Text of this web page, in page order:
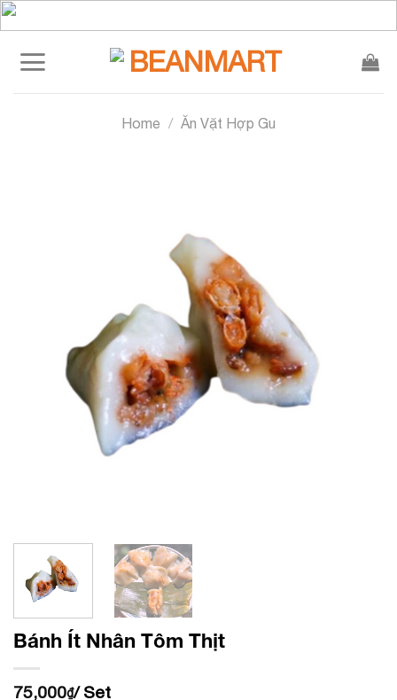
Skip
to
content
Home / Ăn Vặt Hợp Gu
Bánh Ít Nhân Tôm Thịt
75,000₫/ Set